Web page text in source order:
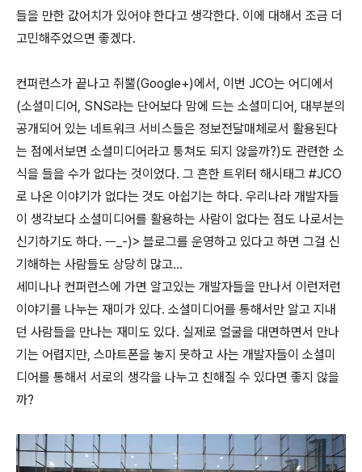
들을 만한 값어치가 있어야 한다고 생각한다. 이에 대해서 조금 더
고민해주었으면 좋겠다.
컨퍼런스가 끝나고 쥐뿔(Google+)에서, 이번 JCO는 어디에서
(소셜미디어, SNS라는 단어보다 맘에 드는 소셜미디어, 대부분의
공개되어 있는 네트워크 서비스들은 정보전달매체로서 활용된다
는 점에서보면 소셜미디어라고 퉁쳐도 되지 않을까?)도 관련한 소
식을 들을 수가 없다는 것이었다. 그 흔한 트위터 해시태그 #JCO
로 나온 이야기가 없다는 것도 아쉽기는 하다. 우리나라 개발자들
이 생각보다 소셜미디어를 활용하는 사람이 없다는 점도 나로서는
신기하기도 하다. ㅡ_-)> 블로그를 운영하고 있다고 하면 그걸 신
기해하는 사람들도 상당히 많고...
세미나나 컨퍼런스에 가면 알고있는 개발자들을 만나서 이런저런
이야기를 나누는 재미가 있다. 소셜미디어를 통해서만 알고 지내
던 사람들을 만나는 재미도 있다. 실제로 얼굴을 대면하면서 만나
기는 어렵지만, 스마트폰을 놓지 못하고 사는 개발자들이 소셜미
디어를 통해서 서로의 생각을 나누고 친해질 수 있다면 좋지 않을
까?